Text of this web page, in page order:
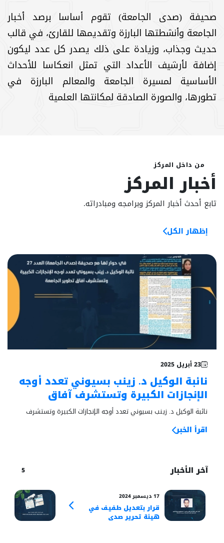
صحيفة (صدى الجامعة) تقوم أساسا برصد أخبار
الجامعة وأنشطتها البارزة وتقديمها للقارئ، في قالب
حديث وجذاب، وزيادة على ذلك يصدر كل عدد ليكون
إضافة لأرشيف الأعداد التي تمثل انعكاسا للأحداث
الأساسية لمسيرة الجامعة والمعالم البارزة في
تطورها، والصورة الصادقة لمكانتها العلمية
من داخل المركز
أخبار المركز
تابع أحدث أخبار المركز وبرامجه ومبادراته.
إظهار الكل
خبر بارز
23 أبريل 2025
نائبة الوكيل د. زينب بسيوني تعدد أوجه
الإنجازات الكبيرة وتستشرف آفاق
تطوير الجامعة
نائبة الوكيل د. زينب بسيوني تعدد أوجه الإنجازات الكبيرة وتستشرف
آفاق تطوير الجامعة
اقرأ الخبر
آخر الأخبار 5
17 ديسمبر 2024
قرار بتعديل طفيف في
هيئة تحرير صدى